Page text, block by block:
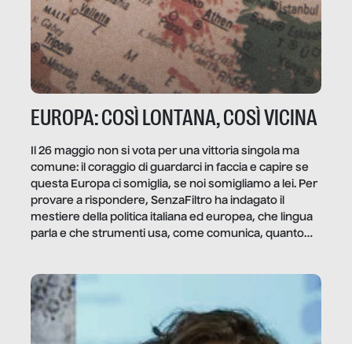
EUROPA: COSÌ LONTANA, COSÌ VICINA
Il 26 maggio non si vota per una vittoria singola ma
comune: il coraggio di guardarci in faccia e capire se
questa Europa ci somiglia, se noi somigliamo a lei. Per
provare a rispondere, SenzaFiltro ha indagato il
mestiere della politica italiana ed europea, che lingua
parla e che strumenti usa, come comunica, quanto